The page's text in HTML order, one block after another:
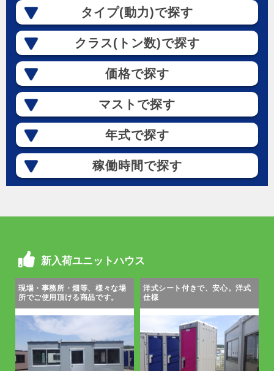
タイプ(動力)で探す
クラス(トン数)で探す
価格で探す
マストで探す
年式で探す
稼働時間で探す
新入荷ユニットハウス
現場・事務所・畑等、様々な場
所でご使用頂ける商品です。
洋式シート付きで、安心。洋式
仕様